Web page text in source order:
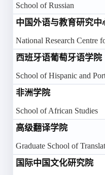
School of Russian
中国外语与教育研究中
National Research Centre
西班牙语葡萄牙语学院
School of Hispanic and
非洲学院
School of African Studies
高级翻译学院
Graduate School of
国际中国文化研究院